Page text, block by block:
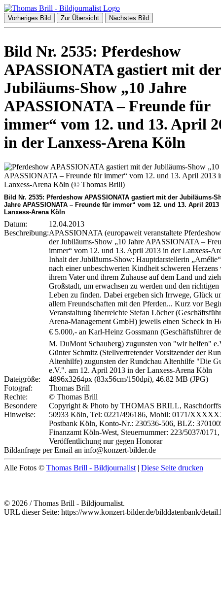
Vorheriges Bild Zur Übersicht Nächstes Bild
Bild Nr. 2535: Pferdeshow
APASSIONATA gastiert mit der
Jubiläums-Show „10 Jahre
APASSIONATA – Freunde für
immer“ vom 12. und 13. April
in der Lanxess-Arena Köln
Bild Nr. 2535: Pferdeshow APASSIONATA gastiert mit der Jubiläums-
Jahre APASSIONATA – Freunde für immer“ vom 12. und 13. April
Lanxess-Arena Köln
Datum:
12.04.2013
Beschreibung:APASSIONATA (europaweit veranstaltete
der Jubiläums-Show „10 Jahre APASSIONATA –
immer“ vom 12. und 13. April 2013 in der Lanxess-
Inhalt der Jubiläums-Show: Hauptdarstellerin
nach einer unbeschwerten Kindheit schweren Herzens
ihrem Vater und ihrem Zuhause auf dem Land und
Großstadt, um erwachsen zu werden und den
Leben zu finden. Dabei ergeben sich Irrwege, Glück
allem Freundschaften mit den Pferden... Kurz vor
Veranstaltung überreichte Stefan Löcher
Arena-Management GmbH) jeweils einen Scheck in
€ 5.000,- an Karl-Heinz Gossmann (Geschäftsführer
M. DuMont Schauberg) zugunsten von "wir helfen"
Günter Schmitz (Stellvertretender Vorsitzender der
Altenhilfe) zugunsten der Rundchau Altenhilfe "Die
e.V.". am 12. April 2013 in der Lanxess-Arena Köln
Dateigröße:
4896x3264px (83x56cm/150dpi), 46.82 MB (JPG)
Fotograf:
Thomas Brill
Rechte:
© Thomas Brill
Besondere
Hinweise:
Copyright & Photo by THOMAS BRILL,
50933 Köln, Tel: 0221/496186, Mobil: 0171/
Postbank Köln, Konto-Nr.: 230536-506, BLZ:
Finanzamt Köln-West, Steuernummer: 223/5037/
Veröffentlichung nur gegen Honorar
Bildanfrage per Email an info@konzert-bilder.de
Alle Fotos © Thomas Brill - Bildjournalist | Diese Seite drucken
© 2026 / Thomas Brill - Bildjournalist.
URL dieser Seite: https://www.konzert-bilder.de/bilddatenbank/